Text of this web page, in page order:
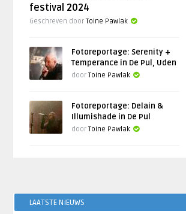
festival 2024
Geschreven doorToine Pawlak
Fotoreportage: Serenity +
Temperance in De Pul, Uden
doorToine Pawlak
Fotoreportage: Delain &
Illumishade in De Pul
doorToine Pawlak
LAATSTE NIEUWS